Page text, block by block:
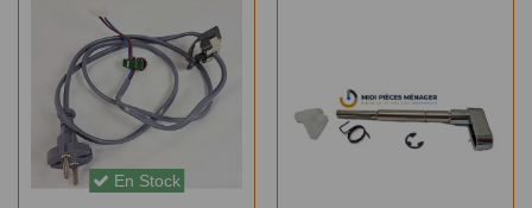
En Stock